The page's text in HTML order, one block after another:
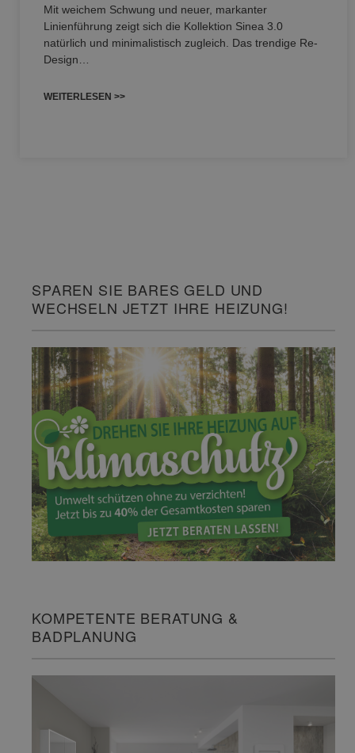
Mit weichem Schwung und neuer, markanter
Linienführung zeigt sich die Kollektion Sinea 3.0
natürlich und minimalistisch zugleich. Das trendige Re-
Design…
WEITERLESEN >>
SPAREN SIE BARES GELD UND
WECHSELN JETZT IHRE HEIZUNG!
KOMPETENTE BERATUNG &
BADPLANUNG